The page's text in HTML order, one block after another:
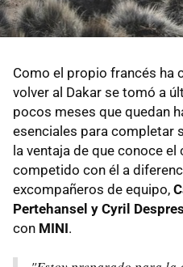
Como el propio francés ha
volver al Dakar se tomó a
pocos meses que quedan
esenciales para completar
la ventaja de que conoce el
competido con él a
excompañeros de equipo,
Pertehansel y Cyril Despres
con MINI.